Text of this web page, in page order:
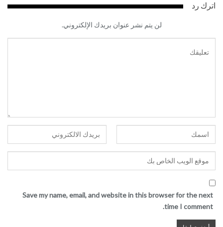
اترك رد
لن يتم نشر عنوان بريدك الإلكتروني.
Save my name, email, and website in this browser for the next
time I comment.